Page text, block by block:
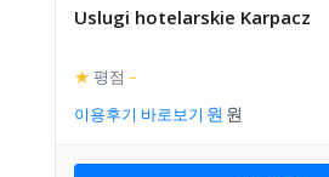
Uslugi hotelarskie Karpacz
★ 평점 –
이용후기 바로보기